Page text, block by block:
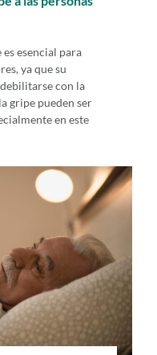
esencial para
ya que su
con la
gripe pueden ser
en este